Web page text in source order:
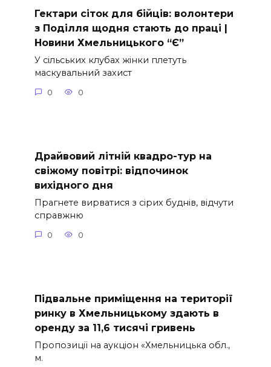
Гектари сіток для бійців: волонтери
з Поділля щодня стають до праці |
Новини Хмельницького “Є”
У сільських клубах жінки плетуть
маскувальний захист
0 0
Драйвовий літній квадро-тур на
свіжому повітрі: відпочинок
вихідного дня
Прагнете вирватися з сірих буднів, відчути
справжню
0 0
Підвальне приміщення на території
ринку в Хмельницькому здають в
оренду за 11,6 тисячі гривень
Пропозиції на аукціон «Хмельницька обл.,
м.